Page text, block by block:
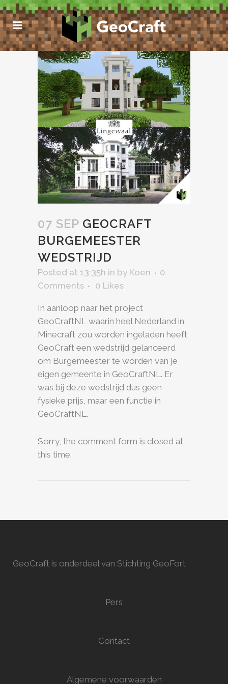
07 SEP GEOCRAFT
BURGEMEESTER
WEDSTRIJD
Posted at 13:35h in by Koen
0
Comments
0 Likes
In aanloop naar het project
GeoCraftNL waarin heel Nederland in
Minecraft zou worden ingeladen heeft
GeoCraft een wedstrijd gelanceerd
om Burgemeester te worden van je
eigen gemeente in GeoCraftNL. Er
was bij deze wedstrijd dus geen
fysieke prijs, maar een functie in
GeoCraftNL.
Sorry, the comment form is closed at
this time.
GeoCraft is onderdeel van Stichting GeoFort
Pers
Contact
Algemene voorwaarden